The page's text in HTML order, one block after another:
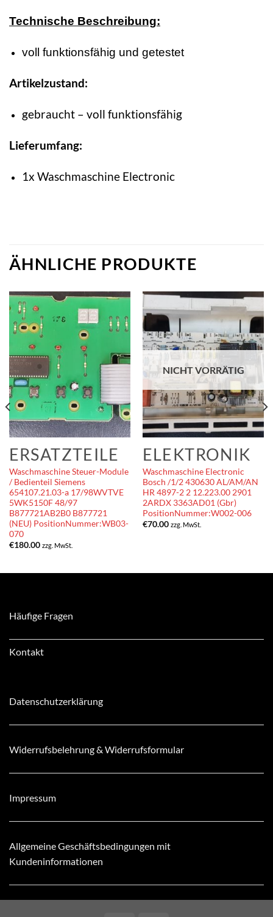
Technische Beschreibung:
voll funktionsfähig und getestet
Artikelzustand:
gebraucht – voll funktionsfähig
Lieferumfang:
1x Waschmaschine Electronic
ÄHNLICHE PRODUKTE
ERSATZTEILE
Waschmaschine Steuer-Module
/ Bedienteil Siemens
654107.21.03-a 17/98WVTVE
5WK5150F 48/97
B877721AB2B0 B877721
(NEU) PositionNummer:WB03-
070
€180.00 zzg. MwSt.
NICHT VORRÄTIG
ELEKTRONIK
Waschmaschine Electronic
Bosch /1/2 430630 AL/AM/AN
HR 4897-2 2 12.223.00 2901
2ARDX 3363AD01 (Gbr)
PositionNummer:W002-006
€70.00 zzg. MwSt.
Häufige Fragen
Kontakt
Datenschutzerklärung
Widerrufsbelehrung & Widerrufsformular
Impressum
Allgemeine Geschäftsbedingungen mit
Kundeninformationen